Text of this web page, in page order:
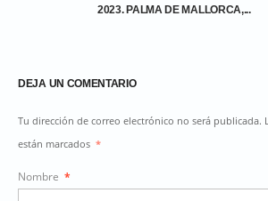
2023. PALMA DE MALLORCA,...
DEJA UN COMENTARIO
Tu dirección de correo electrónico no será publicada.
están marcados *
Nombre *